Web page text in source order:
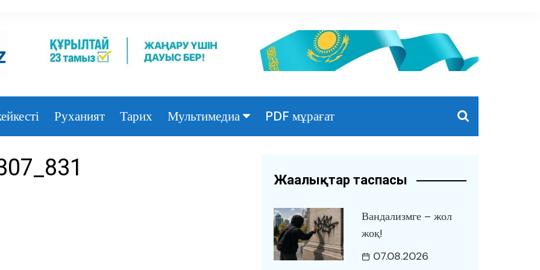
Руханият Тарих Мультимедиа PDF мұрағат
Жаңалықтар таспасы
Вандализмге – жол
жоқ!
07.08.2026